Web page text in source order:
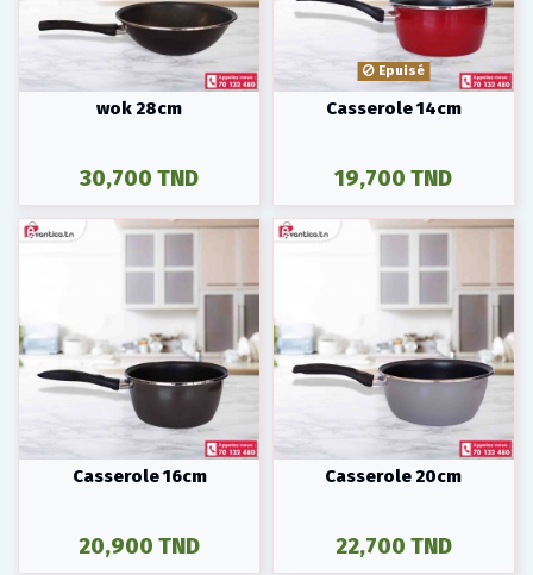
wok 28cm
30,700 TND
Epuisé
Casserole 14cm
19,700 TND
Casserole 16cm
20,900 TND
Casserole 20cm
22,700 TND